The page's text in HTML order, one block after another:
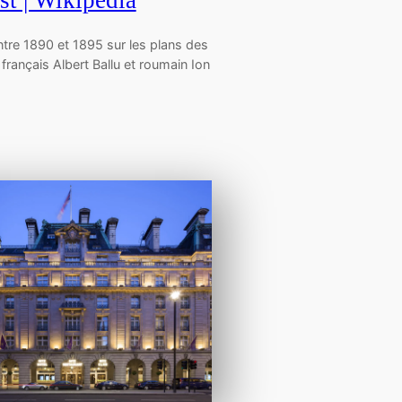
1890 et 1895 sur les plans des
Albert Ballu et roumain Ion